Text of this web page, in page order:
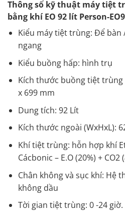
Thông số kỹ thuật máy tiệt
bằng khí EO 92 lít Person-
Kiểu máy tiệt trùng: Để
ngang
Kiểu buồng hấp: hình trụ
Kích thước buồng tiệt trùng
x 699 mm
Dung tích: 92 Lít
Kích thước ngoài (WxHxL):
Khí tiệt trùng: hỗn hợp khí
Cácbonic – E.O (20%) + CO2
Chân không và sục khí: Hệ
không dầu
Tời gian tiệt trùng: 0 -24 giờ.